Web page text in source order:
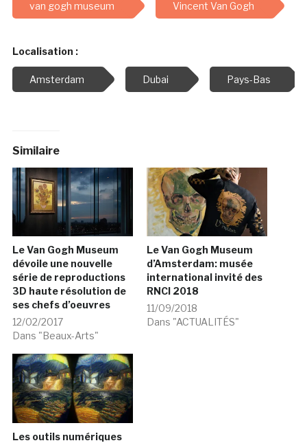
van gogh museum Vincent Van Gogh
Localisation :
Amsterdam Dubai Pays-Bas
Similaire
Le Van Gogh Museum
dévoile une nouvelle
série de reproductions
3D haute résolution de
ses chefs d’oeuvres
12/02/2017
Dans "Beaux-Arts"
Le Van Gogh Museum
d’Amsterdam: musée
international invité des
RNCI 2018
11/09/2018
Dans "ACTUALITÉS"
Les outils numériques